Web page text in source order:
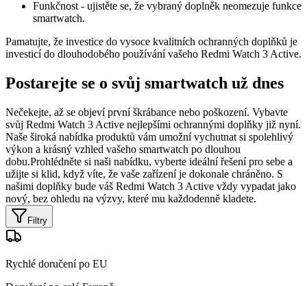
Funkčnost - ujistěte se, že vybraný doplněk neomezuje funkce
smartwatch.
Pamatujte, že investice do vysoce kvalitních ochranných doplňků je
investicí do dlouhodobého používání vašeho Redmi Watch 3 Active.
Postarejte se o svůj smartwatch už dnes
Nečekejte, až se objeví první škrábance nebo poškození. Vybavte
svůj Redmi Watch 3 Active nejlepšími ochrannými doplňky již nyní.
Naše široká nabídka produktů vám umožní vychutnat si spolehlivý
výkon a krásný vzhled vašeho smartwatch po dlouhou
dobu.Prohlédněte si naši nabídku, vyberte ideální řešení pro sebe a
užijte si klid, když víte, že vaše zařízení je dokonale chráněno. S
našimi doplňky bude váš Redmi Watch 3 Active vždy vypadat jako
nový, bez ohledu na výzvy, které mu každodenně kladete.
Filtry
Rychlé doručení po EU